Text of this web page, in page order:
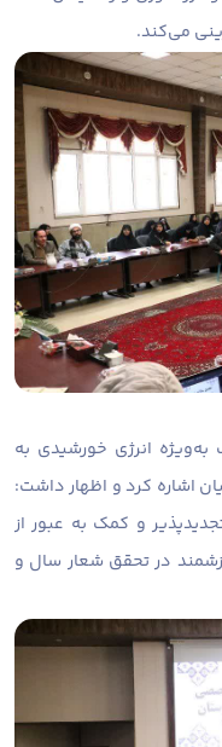
می‌کند.
انرژی خورشیدی به
اشاره کرد و اظهار داشت:
و کمک به عبور از
در تحقق شعار سال و